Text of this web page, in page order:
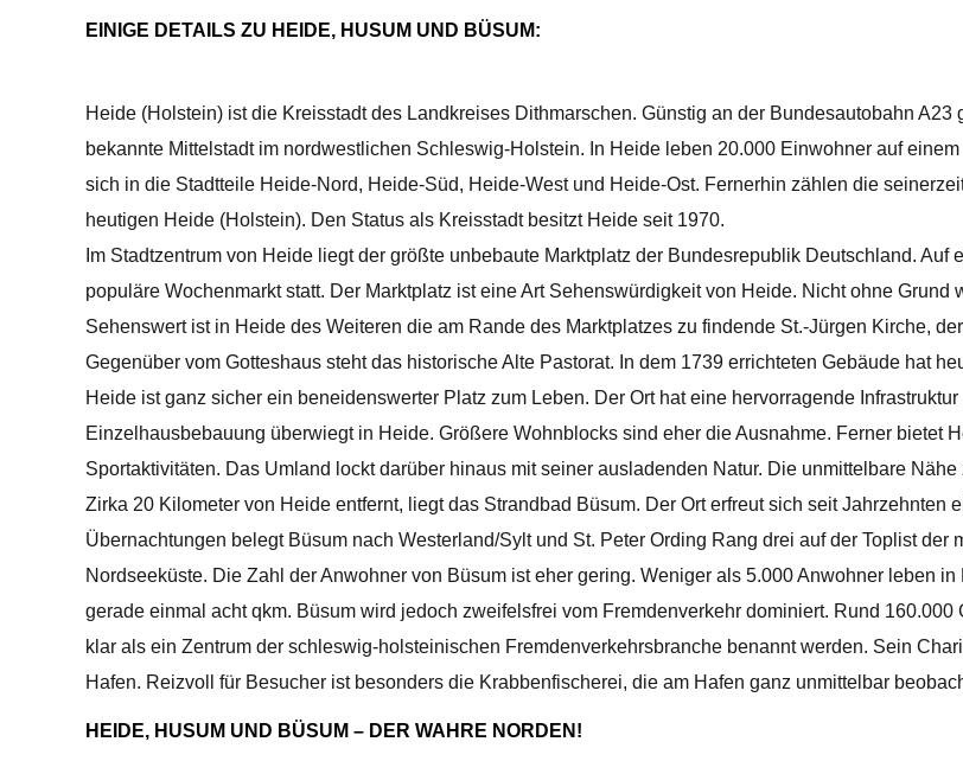
EINIGE DETAILS ZU HEIDE, HUSUM UND BÜSUM:
Heide (Holstein) ist die Kreisstadt des Landkreises Dithmarschen. Günstig an der Bundesautobahn
bekannte Mittelstadt im nordwestlichen Schleswig-Holstein. In Heide leben 20.000 Einwohner auf
sich in die Stadtteile Heide-Nord, Heide-Süd, Heide-West und Heide-Ost. Fernerhin zählen die
heutigen Heide (Holstein). Den Status als Kreisstadt besitzt Heide seit 1970.
Im Stadtzentrum von Heide liegt der größte unbebaute Marktplatz der Bundesrepublik Deutschland.
populäre Wochenmarkt statt. Der Marktplatz ist eine Art Sehenswürdigkeit von Heide. Nicht ohne
Sehenswert ist in Heide des Weiteren die am Rande des Marktplatzes zu findende St.-Jürgen Kirche,
Gegenüber vom Gotteshaus steht das historische Alte Pastorat. In dem 1739 errichteten Gebäude hat
Heide ist ganz sicher ein beneidenswerter Platz zum Leben. Der Ort hat eine hervorragende
Einzelhausbebauung überwiegt in Heide. Größere Wohnblocks sind eher die Ausnahme. Ferner bietet
Sportaktivitäten. Das Umland lockt darüber hinaus mit seiner ausladenden Natur. Die unmittelbare
Zirka 20 Kilometer von Heide entfernt, liegt das Strandbad Büsum. Der Ort erfreut sich seit
Übernachtungen belegt Büsum nach Westerland/Sylt und St. Peter Ording Rang drei auf der Toplist
Nordseeküste. Die Zahl der Anwohner von Büsum ist eher gering. Weniger als 5.000 Anwohner leben
gerade einmal acht qkm. Büsum wird jedoch zweifelsfrei vom Fremdenverkehr dominiert. Rund
klar als ein Zentrum der schleswig-holsteinischen Fremdenverkehrsbranche benannt werden. Sein
Hafen. Reizvoll für Besucher ist besonders die Krabbenfischerei, die am Hafen ganz unmittelbar
HEIDE, HUSUM UND BÜSUM – DER WAHRE NORDEN!